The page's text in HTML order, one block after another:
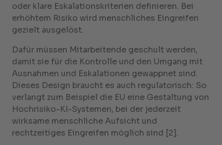
oder klare Eskalationskriterien definieren. Bei
erhöhtem Risiko wird menschliches Eingreifen
gezielt ausgelöst.
Dafür müssen Mitarbeitende geschult werden,
damit sie für die Kontrolle und den Umgang mit
Ausnahmen und Eskalationen gewappnet sind.
Dieses Design braucht es auch regulatorisch: So
verlangt zum Beispiel die EU eine Gestaltung von
Hochrisiko-KI-Systemen, bei der jederzeit
wirksame menschliche Aufsicht und
rechtzeitiges Eingreifen möglich sind [2].